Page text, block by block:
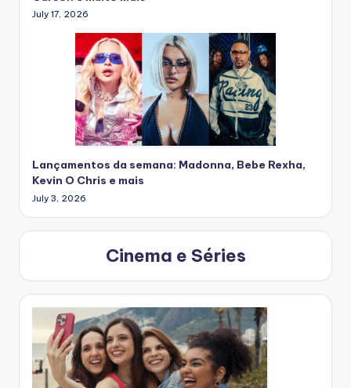
July 17, 2026
Lançamentos da semana: Madonna, Bebe Rexha,
Kevin O Chris e mais
July 3, 2026
Cinema e Séries